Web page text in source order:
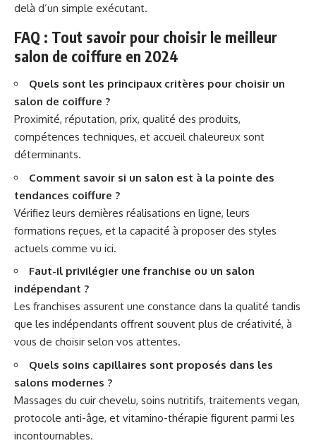
delà d’un simple exécutant.
FAQ : Tout savoir pour choisir le meilleur
salon de coiffure en 2024
Quels sont les principaux critères pour choisir un
salon de coiffure ?
Proximité, réputation, prix, qualité des produits,
compétences techniques, et accueil chaleureux sont
déterminants.
Comment savoir si un salon est à la pointe des
tendances coiffure ?
Vérifiez leurs dernières réalisations en ligne, leurs
formations reçues, et la capacité à proposer des styles
actuels comme vu ici.
Faut-il privilégier une franchise ou un salon
indépendant ?
Les franchises assurent une constance dans la qualité tandis
que les indépendants offrent souvent plus de créativité, à
vous de choisir selon vos attentes.
Quels soins capillaires sont proposés dans les
salons modernes ?
Massages du cuir chevelu, soins nutritifs, traitements vegan,
protocole anti-âge, et vitamino-thérapie figurent parmi les
incontournables.